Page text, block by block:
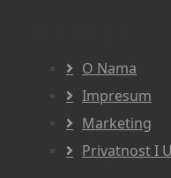
O Nama
Impresum
Marketing
Privatnost I